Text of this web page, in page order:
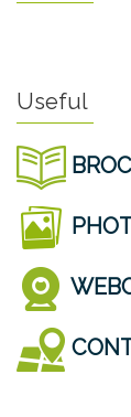
Useful